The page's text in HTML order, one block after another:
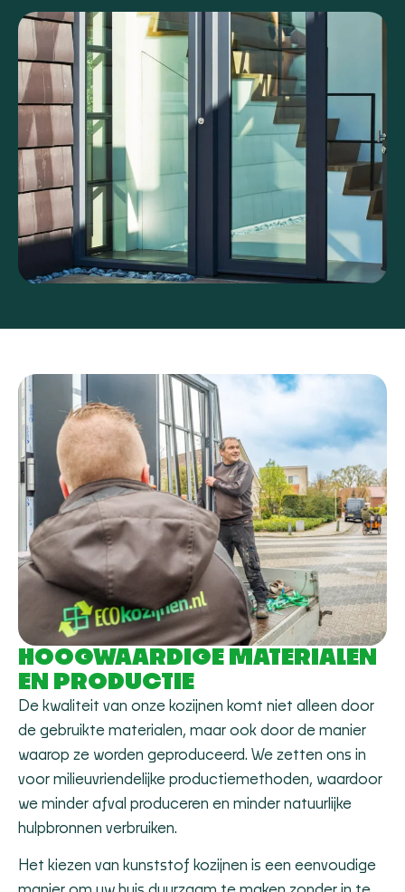
HOOGWAARDIGE MATERIALEN
EN PRODUCTIE
De kwaliteit van onze kozijnen komt niet alleen door
de gebruikte materialen, maar ook door de manier
waarop ze worden geproduceerd. We zetten ons in
voor milieuvriendelijke productiemethoden, waardoor
we minder afval produceren en minder natuurlijke
hulpbronnen verbruiken.
Het kiezen van kunststof kozijnen is een eenvoudige